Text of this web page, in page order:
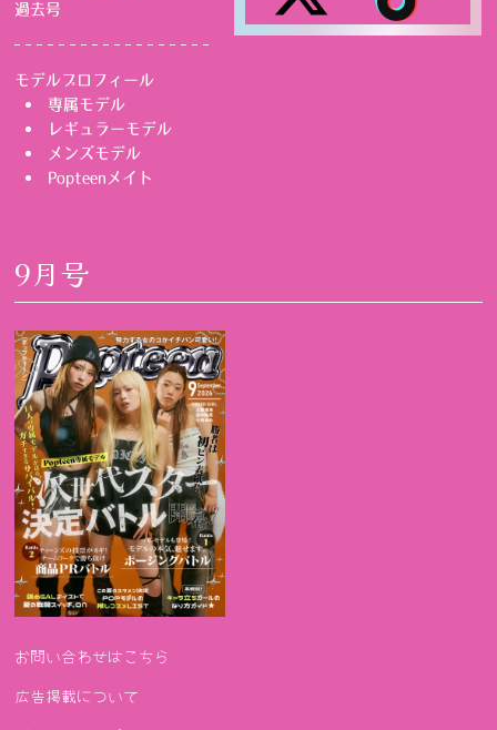
過去号
モデルプロフィール
専属モデル
レギュラーモデル
メンズモデル
Popteenメイト
9月号
お問い合わせはこちら
広告掲載について